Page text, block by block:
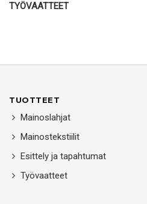
TYÖVAATTEET
TUOTTEET
Mainoslahjat
Mainostekstiilit
Esittely ja tapahtumat
Työvaatteet